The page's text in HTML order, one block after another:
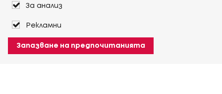
За анализ
Рекламни
Запазване на предпочитанията